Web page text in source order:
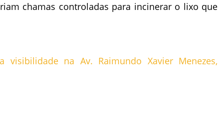
chamas controladas para incinerar o lixo que